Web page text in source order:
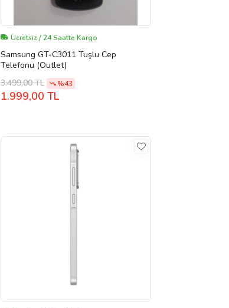
Ücretsiz / 24 Saatte Kargo
Samsung GT-C3011 Tuşlu Cep
Telefonu (Outlet)
3.499,00 TL
%43
1.999,00 TL